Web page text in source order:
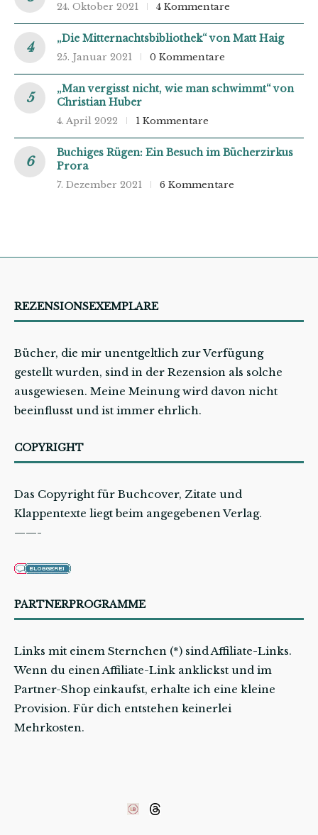
24. Oktober 2021 4 Kommentare
„Die Mitternachtsbibliothek“ von Matt Haig
25. Januar 2021 0 Kommentare
„Man vergisst nicht, wie man schwimmt“ von
Christian Huber
4. April 2022 1 Kommentare
Buchiges Rügen: Ein Besuch im Bücherzirkus
Prora
7. Dezember 2021 6 Kommentare
REZENSIONSEXEMPLARE
Bücher, die mir unentgeltlich zur Verfügung
gestellt wurden, sind in der Rezension als solche
ausgewiesen. Meine Meinung wird davon nicht
beeinflusst und ist immer ehrlich.
COPYRIGHT
Das Copyright für Buchcover, Zitate und
Klappentexte liegt beim angegebenen Verlag.
——-
PARTNERPROGRAMME
Links mit einem Sternchen (*) sind Affiliate-Links.
Wenn du einen Affiliate-Link anklickst und im
Partner-Shop einkaufst, erhalte ich eine kleine
Provision. Für dich entstehen keinerlei
Mehrkosten.